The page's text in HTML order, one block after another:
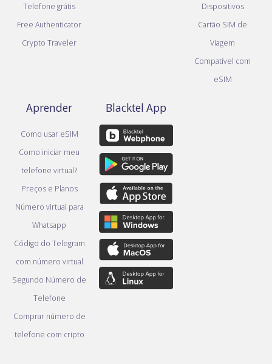
Telefone grátis
Free Authenticator
Crypto Traveler
Dispositivos
Cartão SIM de
Viagem
Compatível com
eSIM
Aprender
Como usar eSIM
Como iniciar meu
telefone virtual?
Preços e Planos
Número virtual para
Whatsapp
Código do Telegram
com número virtual
Segundo Número de
Telefone
Comprar número de
telefone com cripto
Blacktel App